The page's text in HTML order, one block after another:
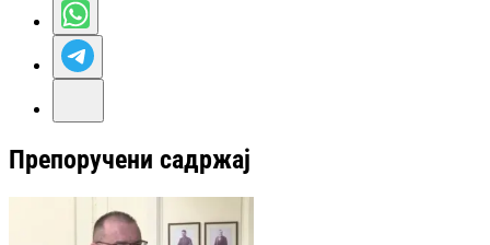
Препоручени садржај